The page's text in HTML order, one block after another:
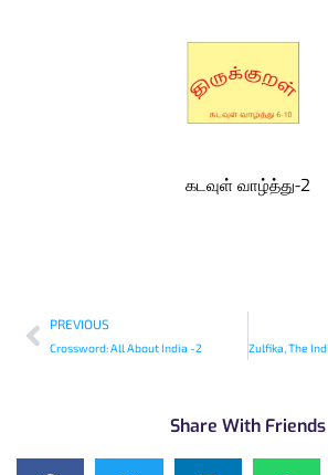
கடவுள் வாழ்த்து-2
PREVIOUS
Crossword: All About India -2
Share With Friends